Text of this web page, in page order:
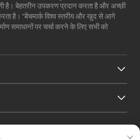
है। बेहतरीन उपकरण प्रदान करता है और अच्छी
है। "बेंचमार्क विश्व स्तरीय और खुद से आगे
समाधानों पर चर्चा करने के लिए सभी को